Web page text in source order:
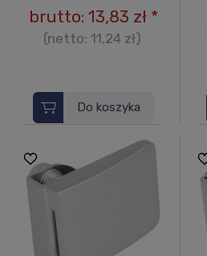
brutto: 13,83 zł*
(netto: 11,24 zł)
Do koszyka